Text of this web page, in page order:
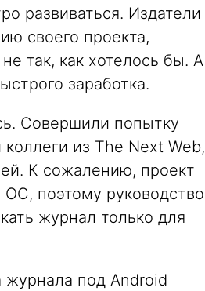
развиваться. Издатели
своего проекта,
так, как хотелось бы. А
заработка.
Совершили попытку
из The Next Web,
К сожалению, проект
поэтому руководство
журнал только для
журнала под Android